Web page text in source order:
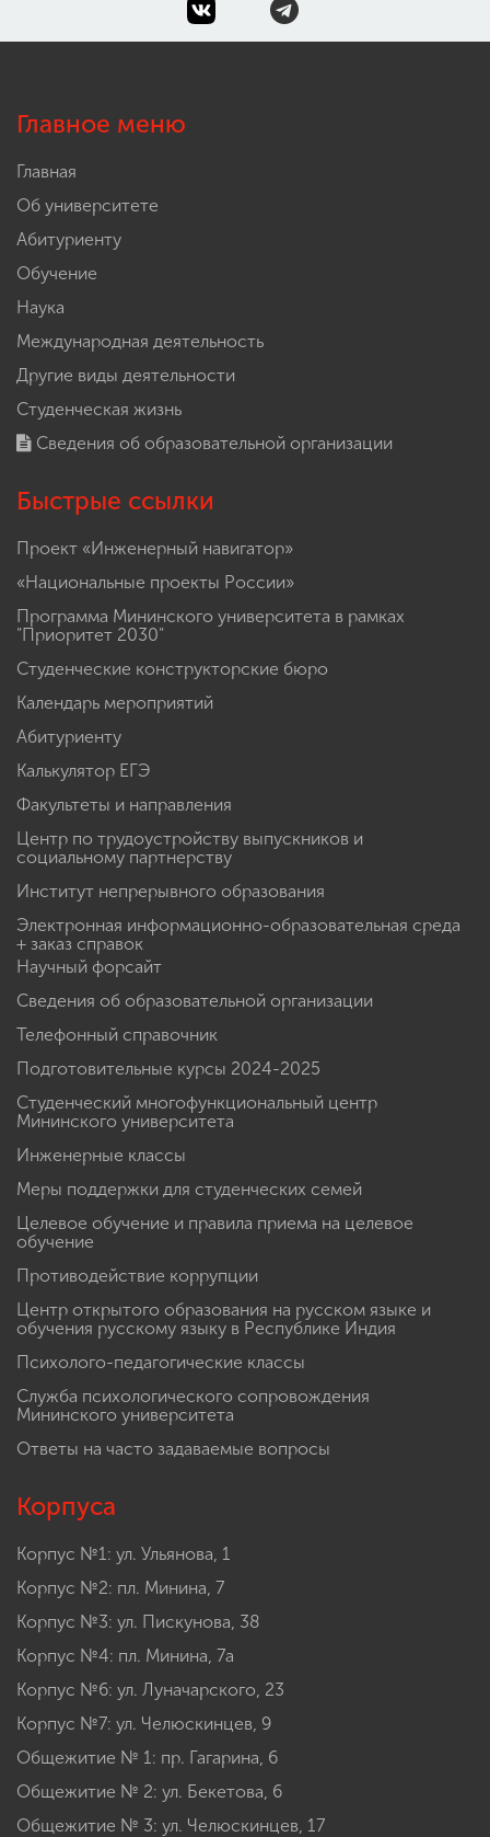
Главное меню
Главная
Об университете
Абитуриенту
Обучение
Наука
Международная деятельность
Другие виды деятельности
Студенческая жизнь
Сведения об образовательной организации
Быстрые ссылки
Проект «Инженерный навигатор»
«Национальные проекты России»
Программа Мининского университета в рамках
"Приоритет 2030"
Студенческие конструкторские бюро
Календарь мероприятий
Абитуриенту
Калькулятор ЕГЭ
Факультеты и направления
Центр по трудоустройству выпускников и
социальному партнерству
Институт непрерывного образования
Электронная информационно-образовательная среда
+ заказ справок
Научный форсайт
Сведения об образовательной организации
Телефонный справочник
Подготовительные курсы 2024-2025
Студенческий многофункциональный центр
Мининского университета
Инженерные классы
Меры поддержки для студенческих семей
Целевое обучение и правила приема на целевое
обучение
Противодействие коррупции
Центр открытого образования на русском языке и
обучения русскому языку в Республике Индия
Психолого-педагогические классы
Служба психологического сопровождения
Мининского университета
Ответы на часто задаваемые вопросы
Корпуса
Корпус №1: ул. Ульянова, 1
Корпус №2: пл. Минина, 7
Корпус №3: ул. Пискунова, 38
Корпус №4: пл. Минина, 7а
Корпус №6: ул. Луначарского, 23
Корпус №7: ул. Челюскинцев, 9
Общежитие № 1: пр. Гагарина, 6
Общежитие № 2: ул. Бекетова, 6
Общежитие № 3: ул. Челюскинцев, 17